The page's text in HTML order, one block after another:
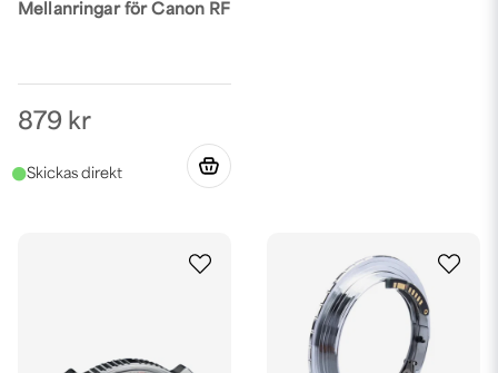
Mellanringar för Canon RF
879 kr